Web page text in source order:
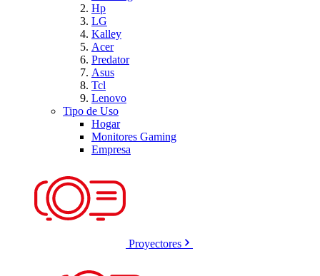
Hp
LG
Kalley
Acer
Predator
Asus
Tcl
Lenovo
Tipo de Uso
Hogar
Monitores Gaming
Empresa
Proyectores